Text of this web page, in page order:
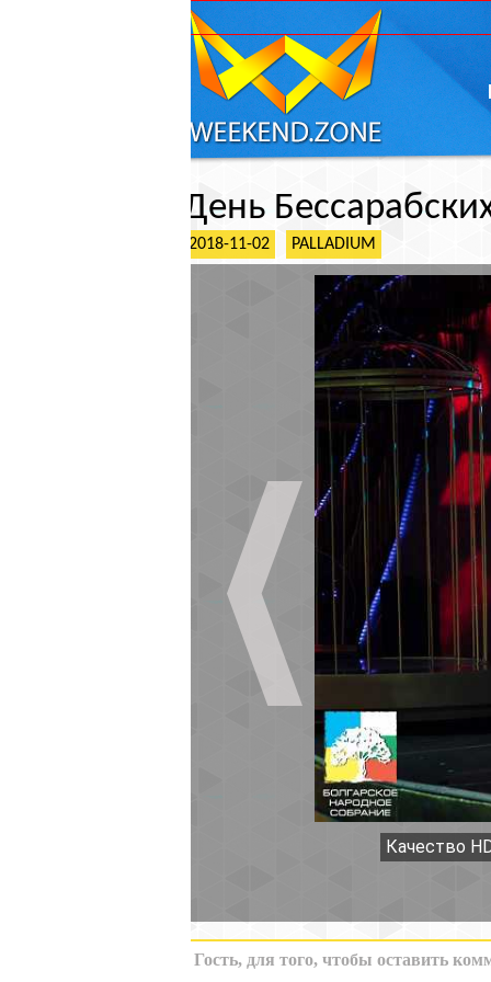
ГЛАВНАЯ
Бессарабских болгар
К миниатюрам